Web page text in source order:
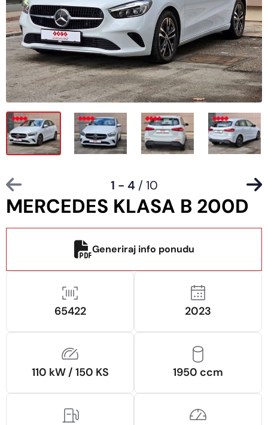
MERCEDES KLASA B 200D
1 - 4 / 10
Generiraj info ponudu
65422 2023
110 kW / 150 KS 1950 ccm